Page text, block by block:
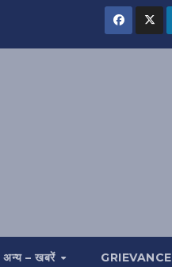
अन्य – खबरें GRIEVANCE